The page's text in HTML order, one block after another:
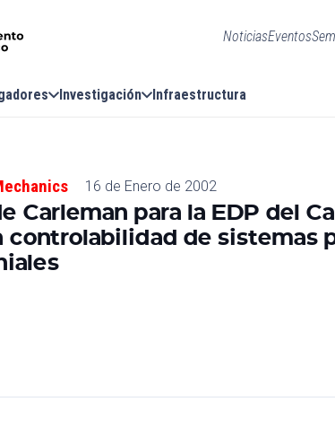
NoticiasEventos
Investigación Infraestructura
16 de Enero de 2002
Carleman para la EDP del
controlabilidad de sistemas